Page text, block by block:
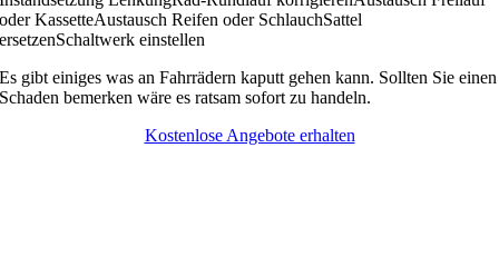
oder KassetteAustausch Reifen oder SchlauchSattel
ersetzenSchaltwerk einstellen
Es gibt einiges was an Fahrrädern kaputt gehen kann. Sollten Sie einen
Schaden bemerken wäre es ratsam sofort zu handeln.
Kostenlose Angebote erhalten